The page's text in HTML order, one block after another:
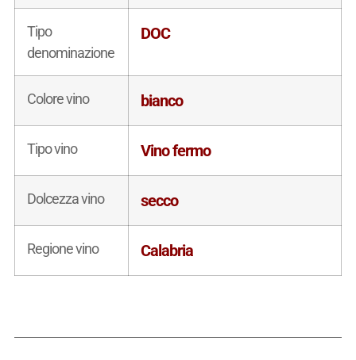
Tipo
denominazione
DOC
Colore vino bianco
Tipo vino Vino fermo
Dolcezza vino secco
Regione vino Calabria